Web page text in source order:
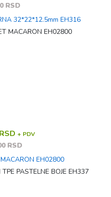
RSD
32*22*12.5mm EH316
+ PDV
RSD
EH02800